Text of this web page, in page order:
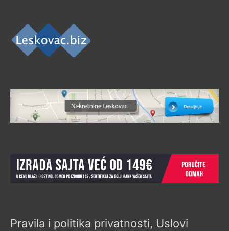
Pravila i politika privatnosti, Uslovi